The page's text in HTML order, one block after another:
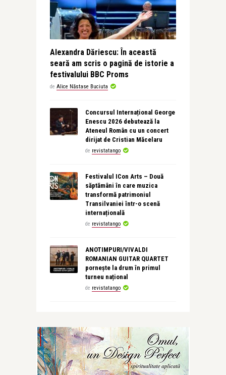
Alexandra Dăriescu: În această
seară am scris o pagină de istorie a
festivalului BBC Proms
de Alice Năstase Buciuta
Concursul Internațional George
Enescu 2026 debutează la
Ateneul Român cu un concert
dirijat de Cristian Măcelaru
de revistatango
Festivalul ICon Arts – Două
săptămâni în care muzica
transformă patrimoniul
Transilvaniei într-o scenă
internațională
de revistatango
ANOTIMPURI/VIVALDI
ROMANIAN GUITAR QUARTET
pornește la drum în primul
turneu național
de revistatango